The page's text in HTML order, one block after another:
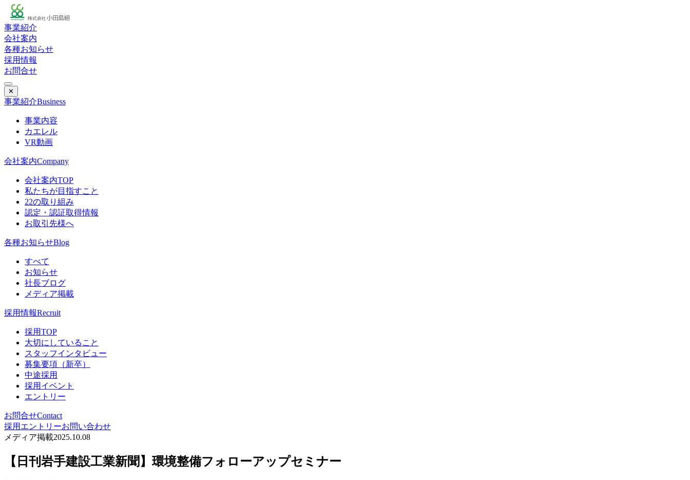
事業紹介
会社案内
各種お知らせ
採用情報
お問合せ
✕
事業紹介Business
事業内容
カエレル
VR動画
会社案内Company
会社案内TOP
私たちが目指すこと
22の取り組み
認定・認証取得情報
お取引先様へ
各種お知らせBlog
すべて
お知らせ
社長ブログ
メディア掲載
採用情報Recruit
採用TOP
大切にしていること
スタッフインタビュー
募集要項（新卒）
中途採用
採用イベント
エントリー
お問合せContact
採用エントリーお問い合わせ
メディア掲載2025.10.08
【日刊岩手建設工業新聞】環境整備フォローアップセミナー